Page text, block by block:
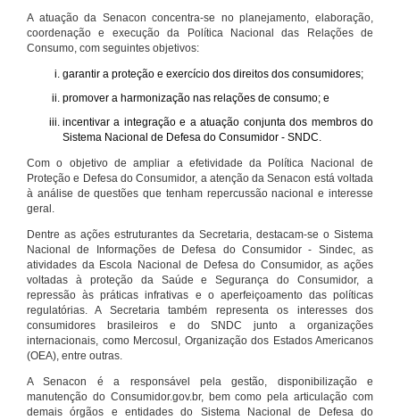
A atuação da Senacon concentra-se no planejamento, elaboração,
coordenação e execução da Política Nacional das Relações de
Consumo, com seguintes objetivos:
garantir a proteção e exercício dos direitos dos consumidores;
promover a harmonização nas relações de consumo; e
incentivar a integração e a atuação conjunta dos membros do
Sistema Nacional de Defesa do Consumidor - SNDC.
Com o objetivo de ampliar a efetividade da Política Nacional de
Proteção e Defesa do Consumidor, a atenção da Senacon está voltada
à análise de questões que tenham repercussão nacional e interesse
geral.
Dentre as ações estruturantes da Secretaria, destacam-se o Sistema
Nacional de Informações de Defesa do Consumidor - Sindec, as
atividades da Escola Nacional de Defesa do Consumidor, as ações
voltadas à proteção da Saúde e Segurança do Consumidor, a
repressão às práticas infrativas e o aperfeiçoamento das políticas
regulatórias. A Secretaria também representa os interesses dos
consumidores brasileiros e do SNDC junto a organizações
internacionais, como Mercosul, Organização dos Estados Americanos
(OEA), entre outras.
A Senacon é a responsável pela gestão, disponibilização e
manutenção do Consumidor.gov.br, bem como pela articulação com
demais órgãos e entidades do Sistema Nacional de Defesa do